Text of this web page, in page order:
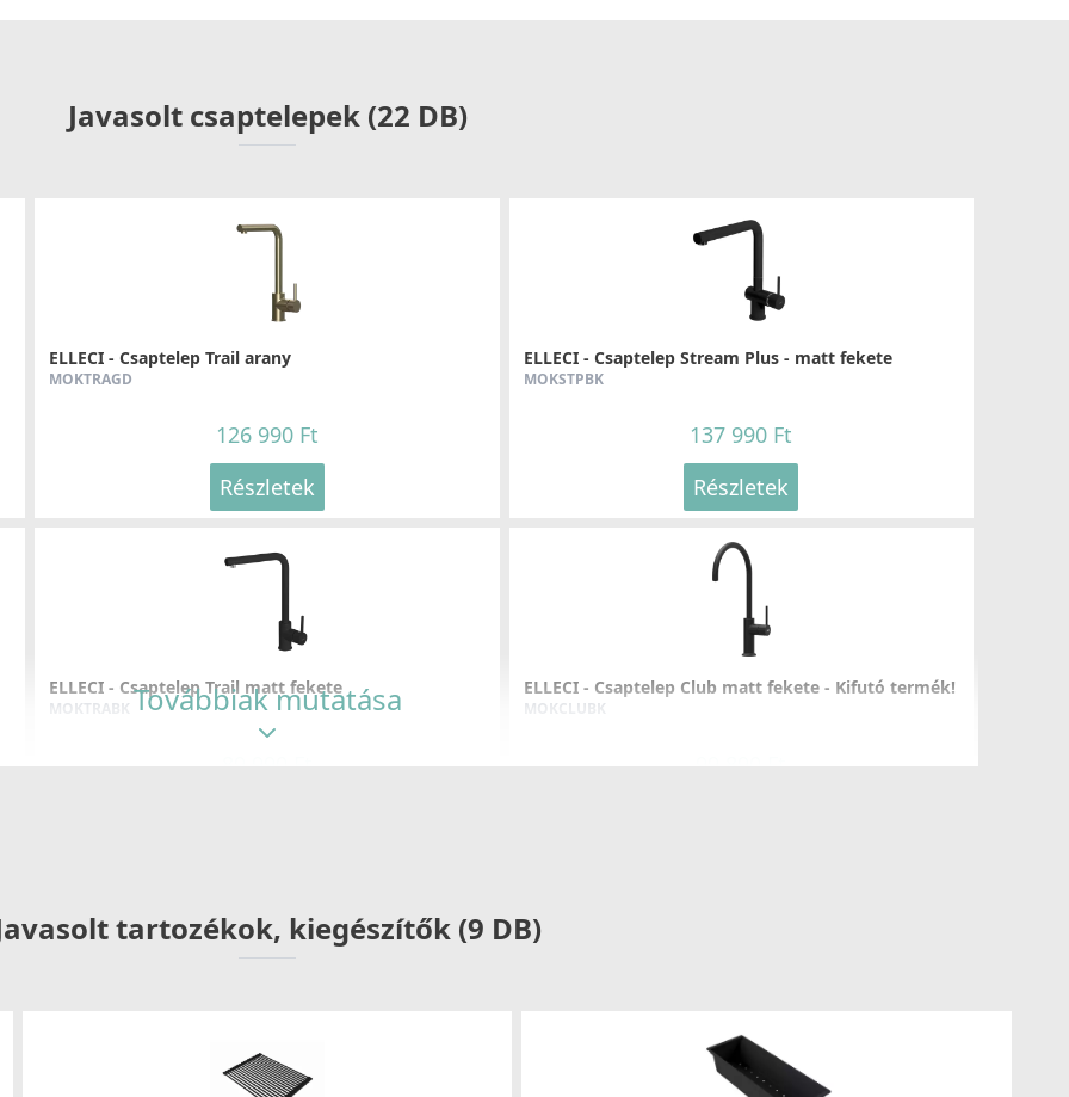
Javasolt csaptelepek (22 DB)
ELLECI - Csaptelep Trail arany
MOKTRAGD
126 990 Ft
Részletek
ELLECI - Csaptelep Stream Plus - matt fekete
MOKSTPBK
137 990 Ft
Részletek
ELLECI - Csaptelep Trail matt fekete
MOKTRABK
ELLECI - Csaptelep Club matt fekete - Kifutó termék!
MOKCLUBK
ELLECI - Csaptelep Cross pure matt fekete
Továbbiak mutatása
tartozékok, kiegészítők (9 DB)